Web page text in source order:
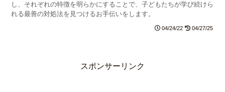
し、それぞれの特徴を明らかにすることで、子どもたちが学び続けら
れる最善の対処法を見つけるお手伝いをします。
04/24/22 04/27/25
スポンサーリンク